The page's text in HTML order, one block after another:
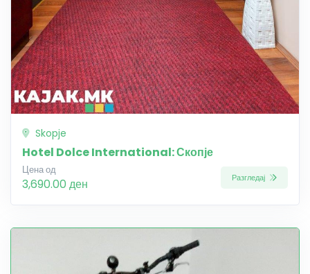
Skopje
Hotel Dolce International: Скопје
Цена од
3,690.00 ден Разгледај